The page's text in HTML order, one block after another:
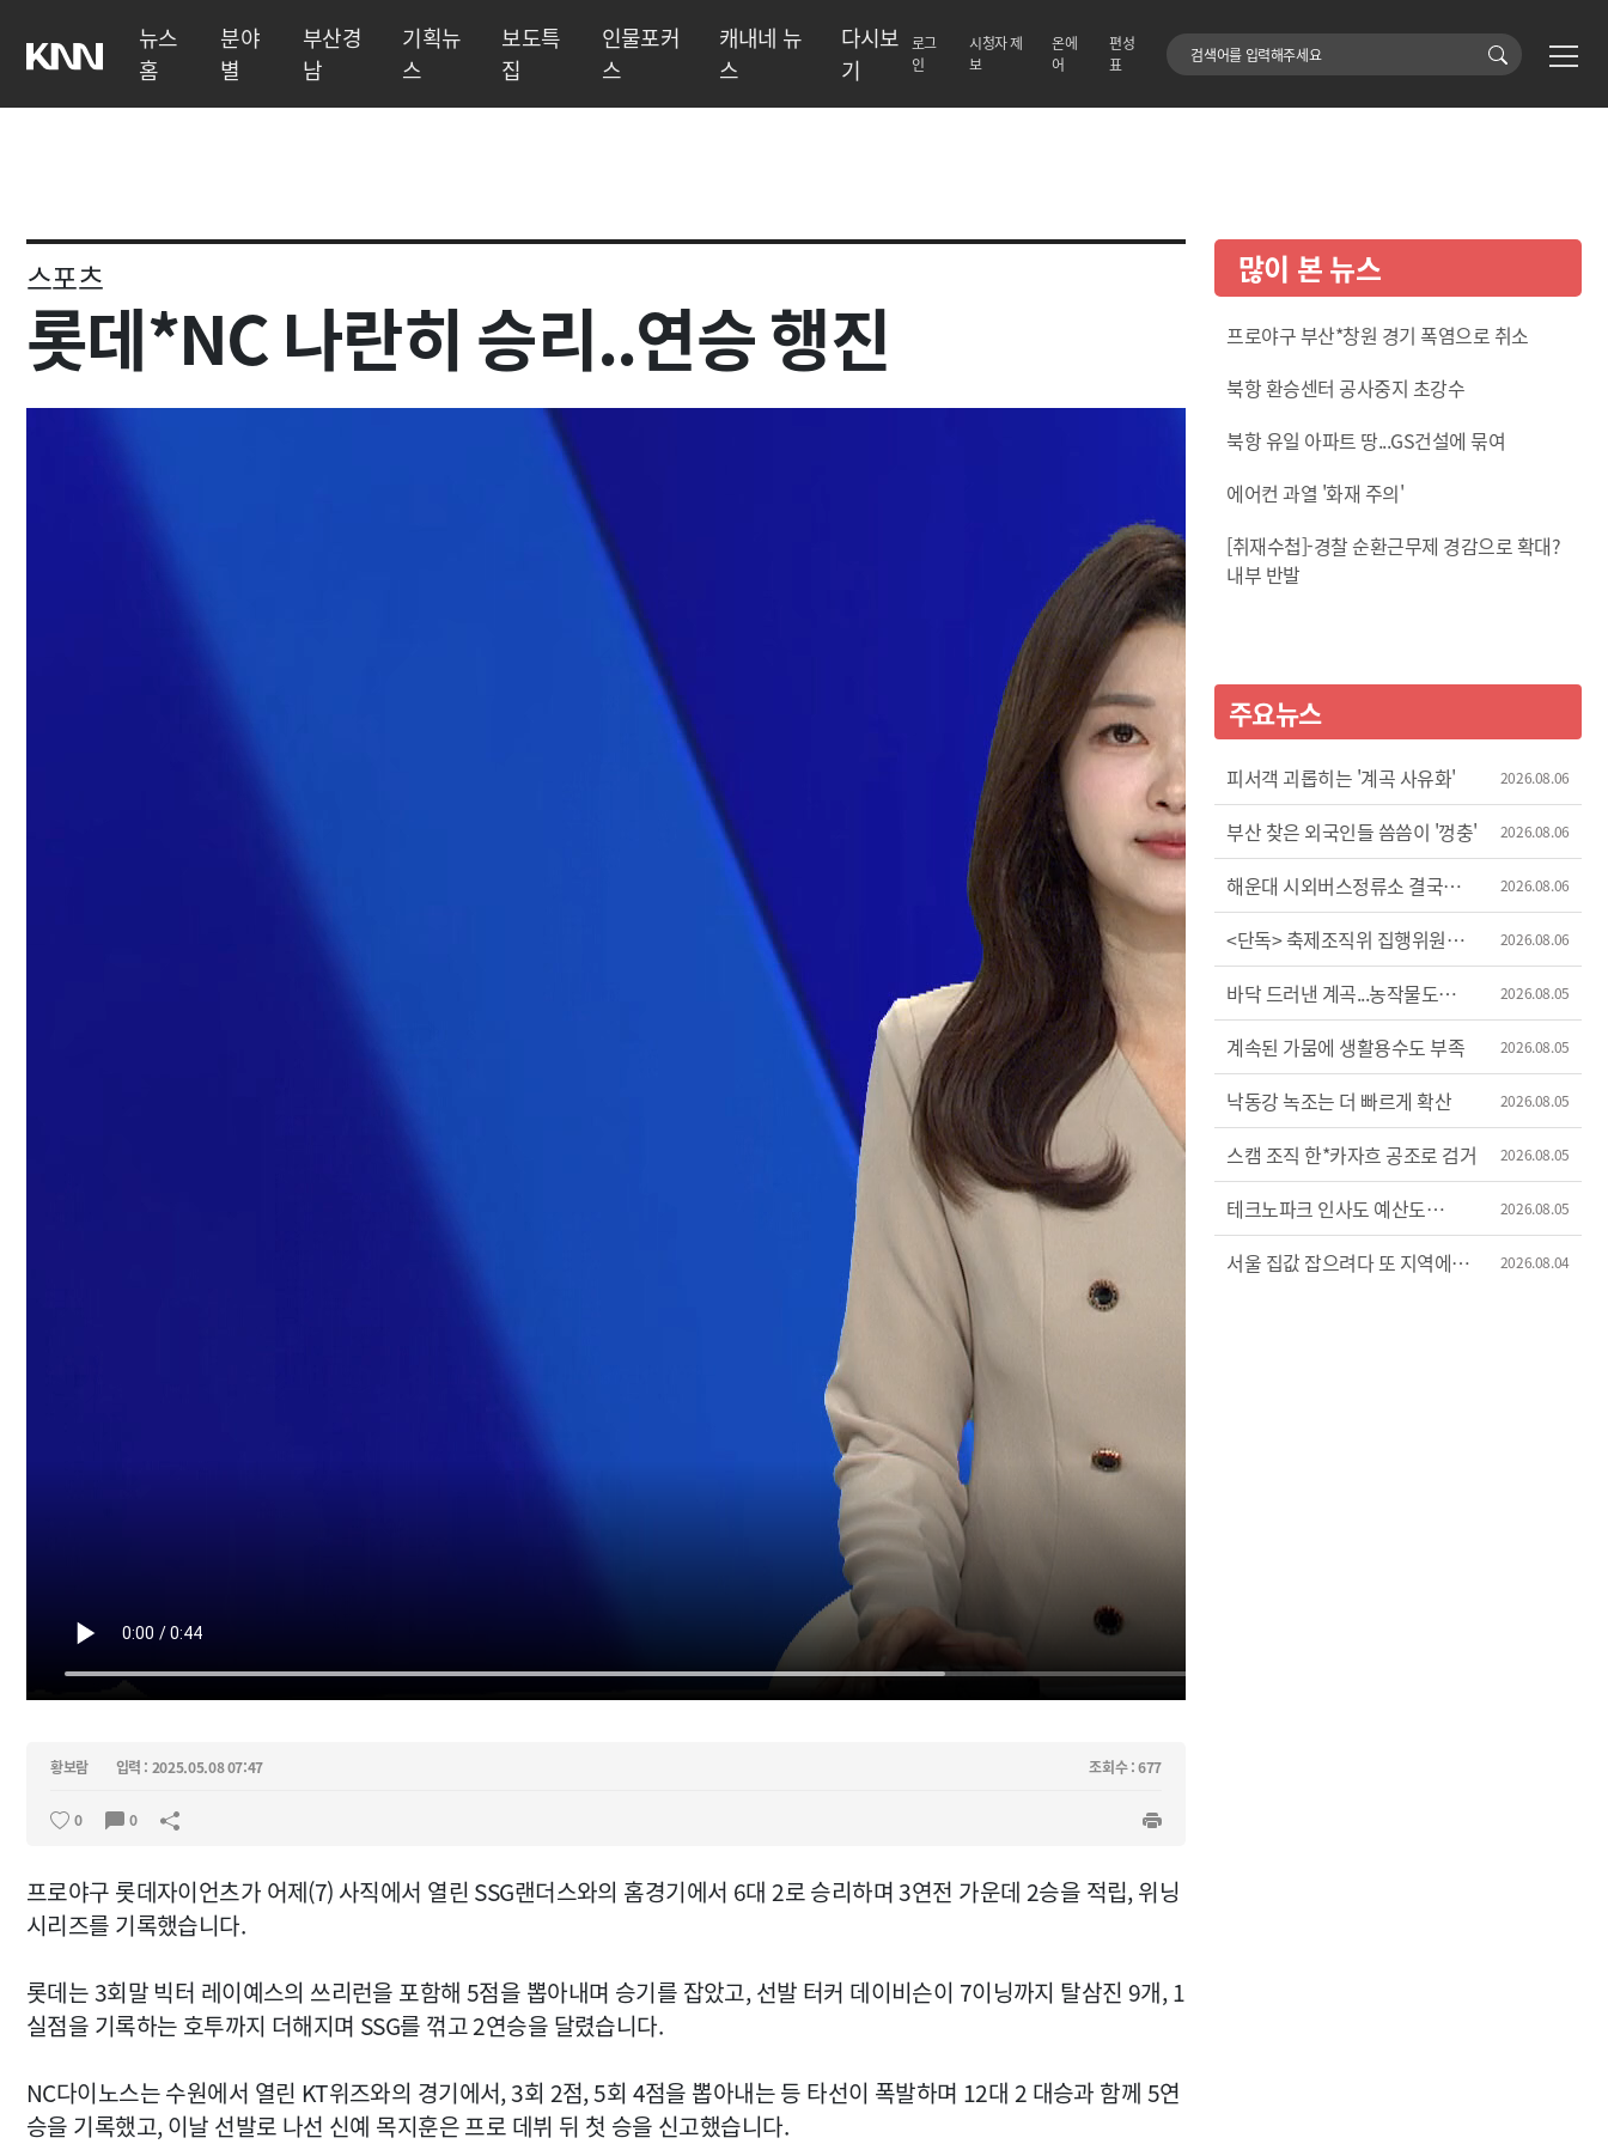
뉴스
홈
분야
별
부산경
남
기획뉴
스
보도특
집
인물포커
스
캐내네 뉴
스
다시보
기
로그
인
시청자 제
보
온에
어
편성
표
검색어
스포츠
롯데*NC 나란히 승리..연승 행진
황보람 입력 : 2025.05.08 07:47 조회수 : 677
0 0
프로야구 롯데자이언츠가 어제(7) 사직에서 열린 SSG랜더스와의 홈경기에서 6대 2로 승리하며 3연전 가운데 2승을 적립, 위닝
시리즈를 기록했습니다.
롯데는 3회말 빅터 레이예스의 쓰리런을 포함해 5점을 뽑아내며 승기를 잡았고, 선발 터커 데이비슨이 7이닝까지 탈삼진 9개, 1
실점을 기록하는 호투까지 더해지며 SSG를 꺾고 2연승을 달렸습니다.
NC다이노스는 수원에서 열린 KT위즈와의 경기에서, 3회 2점, 5회 4점을 뽑아내는 등 타선이 폭발하며 12대 2 대승과 함께 5연
승을 기록했고, 이날 선발로 나선 신예 목지훈은 프로 데뷔 뒤 첫 승을 신고했습니다.
많이 본 뉴스
프로야구 부산*창원 경기 폭염으로 취소
북항 환승센터 공사중지 초강수
북항 유일 아파트 땅...GS건설에 묶여
에어컨 과열 '화재 주의'
[취재수첩]-경찰 순환근무제 경감으로 확대?
내부 반발
주요뉴스
피서객 괴롭히는 '계곡 사유화' 2026.08.06
부산 찾은 외국인들 씀씀이 '껑충' 2026.08.06
해운대 시외버스정류소 결국
이전
2026.08.06
<단독> 축제조직위 집행위원장
'허위 신고'?
2026.08.06
바닥 드러낸 계곡...농작물도
'시들'
2026.08.05
계속된 가뭄에 생활용수도 부족 2026.08.05
낙동강 녹조는 더 빠르게 확산 2026.08.05
스캠 조직 한*카자흐 공조로 검거 2026.08.05
테크노파크 인사도 예산도
'제멋대로'
2026.08.05
서울 집값 잡으려다 또 지역에
2026.08.04